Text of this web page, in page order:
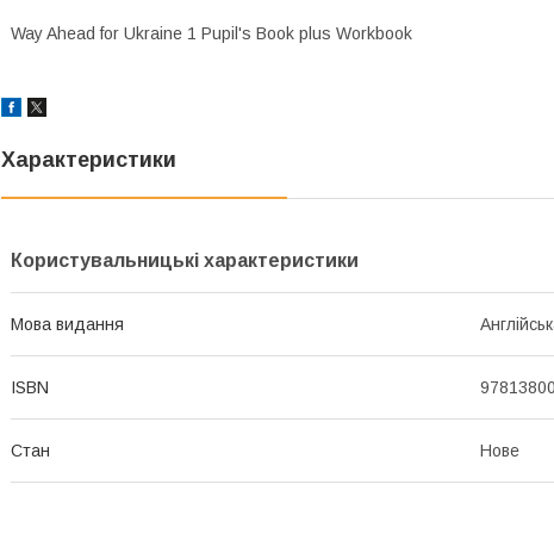
Way Ahead for Ukraine 1 Pupil's Book plus Workbook
Характеристики
Користувальницькі характеристики
Мова видання
ISBN
Стан Нове